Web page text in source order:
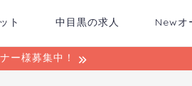
ト 中目黒の求人 Newオ
ー様募集中！